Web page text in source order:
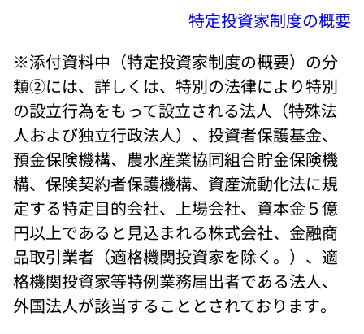
特定投資家制度の概要
※添付資料中（特定投資家制度の概要）の分
類②には、詳しくは、特別の法律により特別
の設立行為をもって設立される法人（特殊法
人および独立行政法人）、投資者保護基金、
預金保険機構、農水産業協同組合貯金保険機
構、保険契約者保護機構、資産流動化法に規
定する特定目的会社、上場会社、資本金５億
円以上であると見込まれる株式会社、金融商
品取引業者（適格機関投資家を除く。）、適
格機関投資家等特例業務届出者である法人、
外国法人が該当することとされております。